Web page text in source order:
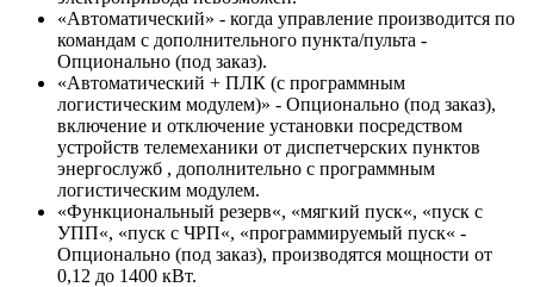
«Автоматический» - когда управление производится по
командам с дополнительного пункта/пульта -
Опционально (под заказ).
«Автоматический + ПЛК (с программным
логистическим модулем)» - Опционально (под заказ),
включение и отключение установки посредством
устройств телемеханики от диспетчерских пунктов
энергослужб , дополнительно с программным
логистическим модулем.
«Функциональный резерв«, «мягкий пуск«, «пуск с
УПП«, «пуск с ЧРП«, «программируемый пуск« -
Опционально (под заказ), производятся мощности от
0,12 до 1400 кВт.